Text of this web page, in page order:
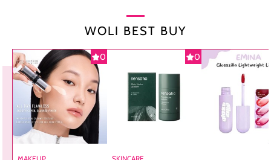
WOLI BEST BUY
0 0